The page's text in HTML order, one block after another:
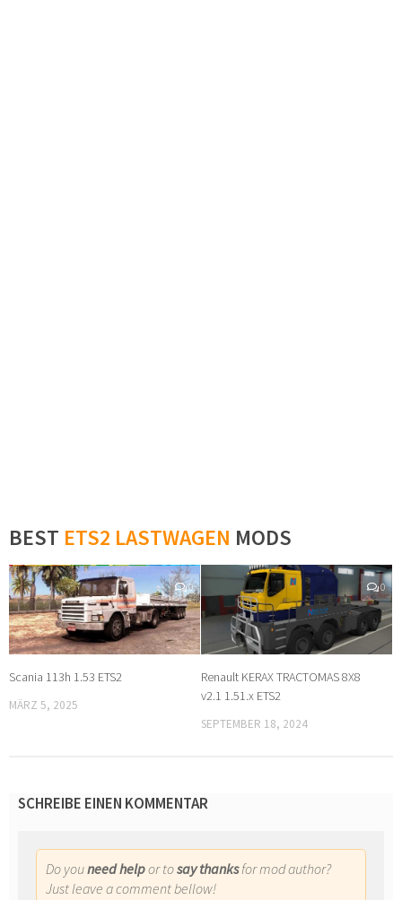
BEST ETS2 LASTWAGEN MODS
0
Scania 113h 1.53 ETS2
MÄRZ 5, 2025
0
Renault KERAX TRACTOMAS 8X8
v2.1 1.51.x ETS2
SEPTEMBER 18, 2024
SCHREIBE EINEN KOMMENTAR
Do youneed helpor tosay thanksfor mod author?
Just leave a comment bellow!